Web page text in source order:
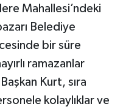
Mahallesi’ndeki
Belediye
bir süre
ramazanlar
Kurt, sıra
kolaylıklar ve